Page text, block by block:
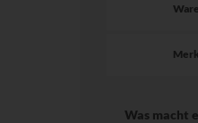
Was macht